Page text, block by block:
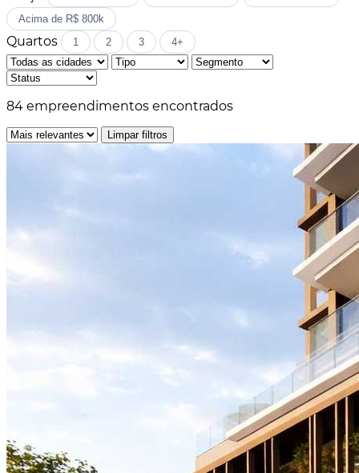
Acima de R$ 800k
Quartos 1 2 3 4+
84 empreendimentos encontrados
Limpar filtros